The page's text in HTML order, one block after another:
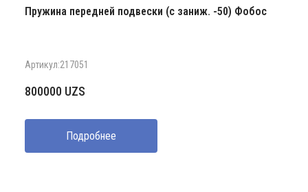
Пружина передней подвески (с заниж. -50) Фобос
Артикул:217051
800000 UZS
Подробнее